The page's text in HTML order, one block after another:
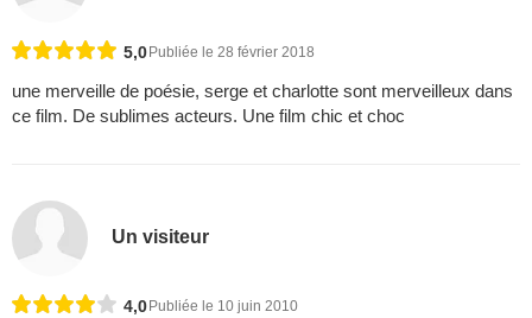
5,0 Publiée le 28 février 2018
une merveille de poésie, serge et charlotte sont merveilleux dans
ce film. De sublimes acteurs. Une film chic et choc
Un visiteur
4,0 Publiée le 10 juin 2010